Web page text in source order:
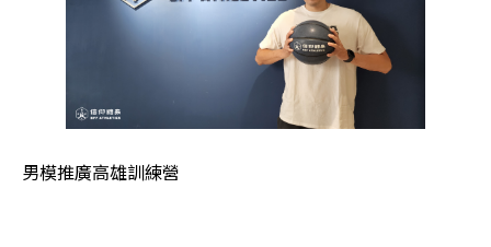
男模推廣高雄訓練營